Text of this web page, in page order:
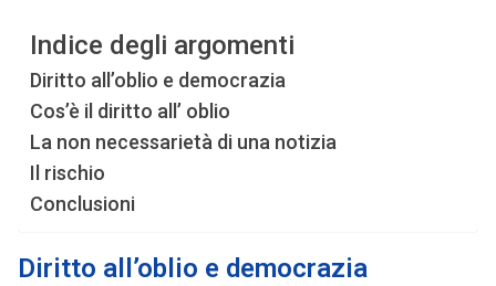
Indice degli argomenti
Diritto all’oblio e democrazia
Cos’è il diritto all’ oblio
La non necessarietà di una notizia
Il rischio
Conclusioni
Diritto all’oblio e democrazia